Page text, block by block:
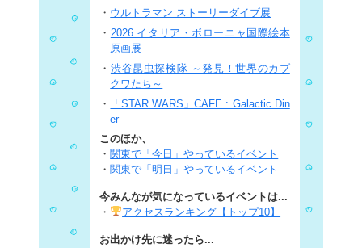
・ ウルトラマン ストーリーダイブ展
・ 2026 イタリア・ボローニャ国際絵本
原画展
・ 渋谷昆虫探検隊 ～発見！世界のカブ
クワたち～
・
「STAR WARS」CAFE : Galactic Din
er
このほか、
・ 関東で「今日」やっているイベント
・ 関東で「明日」やっているイベント
今みんなが気になっているイベントは...
・
アクセスランキング【トップ10】
お出かけ先に迷ったら...